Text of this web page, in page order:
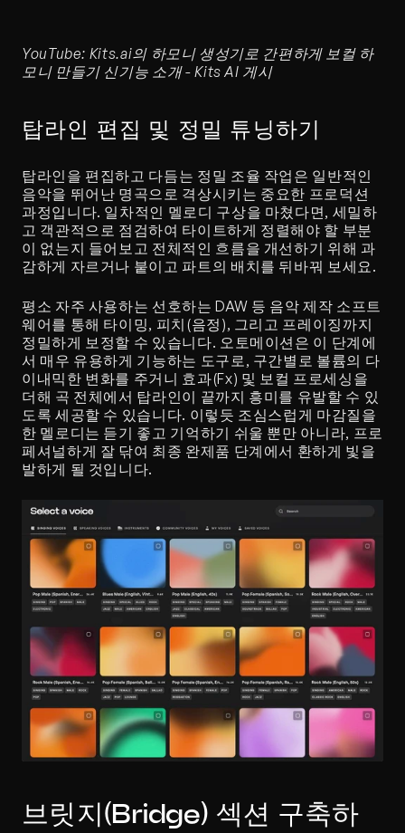
YouTube: Kits.ai의 하모니 생성기로 간편하게 보컬 하
모니 만들기 신기능 소개 - Kits AI 게시
탑라인 편집 및 정밀 튜닝하기
탑라인을 편집하고 다듬는 정밀 조율 작업은 일반적인
음악을 뛰어난 명곡으로 격상시키는 중요한 프로덕션
과정입니다. 일차적인 멜로디 구상을 마쳤다면, 세밀하
고 객관적으로 점검하여 타이트하게 정렬해야 할 부분
이 없는지 들어보고 전체적인 흐름을 개선하기 위해 과
감하게 자르거나 붙이고 파트의 배치를 뒤바꿔 보세요.
평소 자주 사용하는 선호하는 DAW 등 음악 제작 소프트
웨어를 통해 타이밍, 피치(음정), 그리고 프레이징까지
정밀하게 보정할 수 있습니다. 오토메이션은 이 단계에
서 매우 유용하게 기능하는 도구로, 구간별로 볼륨의 다
이내믹한 변화를 주거니 효과(Fx) 및 보컬 프로세싱을
더해 곡 전체에서 탑라인이 끝까지 흥미를 유발할 수 있
도록 세공할 수 있습니다. 이렇듯 조심스럽게 마감질을
한 멜로디는 듣기 좋고 기억하기 쉬울 뿐만 아니라, 프로
페셔널하게 잘 닦여 최종 완제품 단계에서 환하게 빛을
발하게 될 것입니다.
브릿지(Bridge) 섹션 구축하